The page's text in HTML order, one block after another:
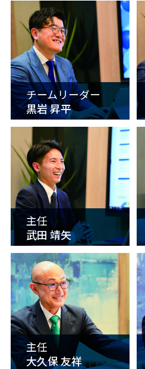
チームリーダー
黒岩 昇平
主任
武田 靖矢
主任
大久保 友祥